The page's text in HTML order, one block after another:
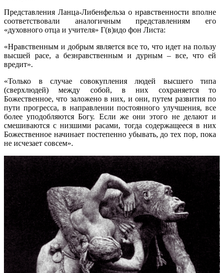
Представления Ланца-Либенфельза о нравственности вполне
соответствовали аналогичным представлениям его
«духовного отца и учителя» Г(в)идо фон Листа:
«Нравственным и добрым является все то, что идет на пользу
высшей расе, а безнравственным и дурным – все, что ей
вредит».
«Только в случае совокупления людей высшего типа
(сверхлюдей) между собой, в них сохраняется то
Божественное, что заложено в них, и они, путем развития по
пути прогресса, в направлении постоянного улучшения, все
более уподобляются Богу. Если же они этого не делают и
смешиваются с низшими расами, тогда содержащееся в них
Божественное начинает постепенно убывать, до тех пор, пока
не исчезает совсем».